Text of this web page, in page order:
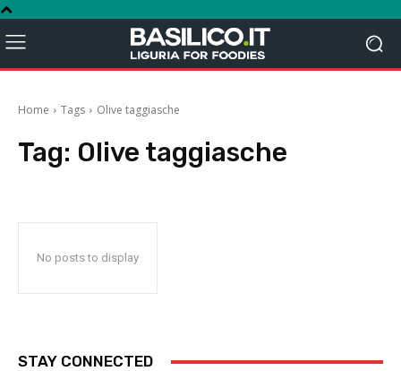
Home Tags Olive taggiasche
Tag: Olive taggiasche
No posts to display
STAY CONNECTED